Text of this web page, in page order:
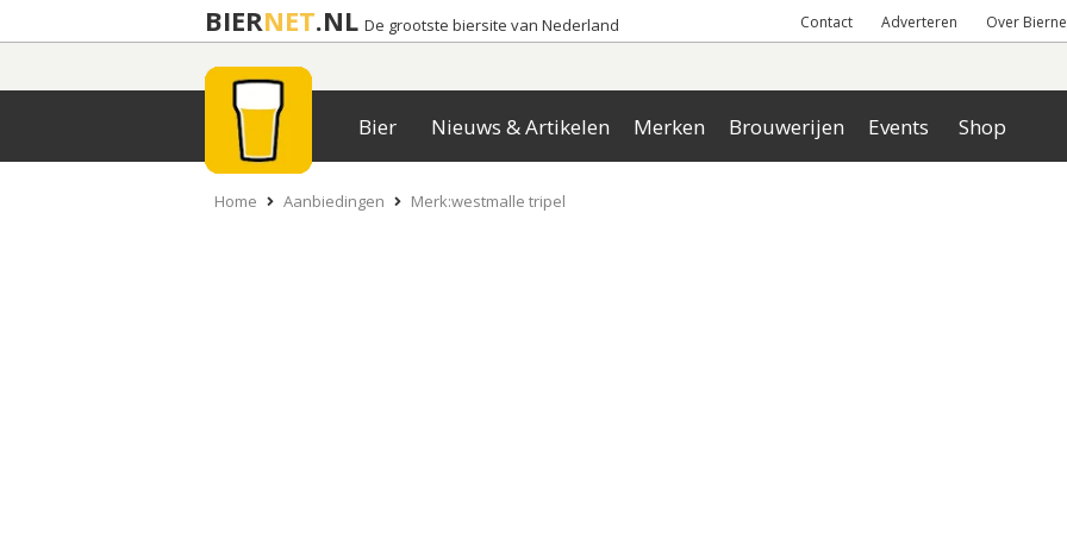
BIERNET.NL De grootste biersite van Nederland Contact Adverteren Over
Bier Nieuws & Artikelen Merken Brouwerijen Events Shop
Home Aanbiedingen Merk:westmalle tripel